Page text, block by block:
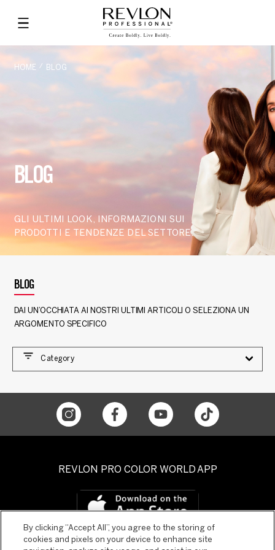
HOME BLOG
BLOG
GLI ULTIMI LOOK, INFORMAZIONI SUI
PRODOTTI E TENDENZE DEL SETTORE.
BLOG
DAI UN’OCCHIATA AI NOSTRI ULTIMI ARTICOLI O SELEZIONA UN
ARGOMENTO SPECIFICO
Category
REVLON PRO COLOR WORLD APP
By clicking “Accept All”, you agree to the storing of
cookies and pixels on your device to enhance site